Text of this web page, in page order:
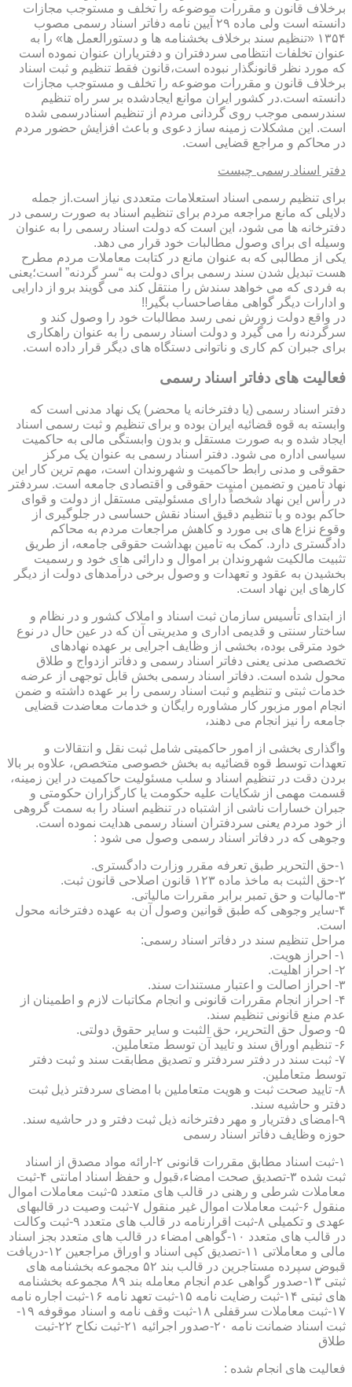
برخلاف قانون و مقررات موضوعه را تخلف و مستوجب مجازات
دانسته است ولی ماده ۲۹ آیین نامه دفاتر اسناد رسمی مصوب
۱۳۵۴ «تنظیم سند برخلاف بخشنامه ها و دستورالعمل ها» را به
عنوان تخلفات انتظامی سردفتران و دفتریاران عنوان نموده است
که مورد نظر قانونگذار نبوده است،قانون فقط تنظیم و ثبت اسناد
برخلاف قانون و مقررات موضوعه را تخلف و مستوجب مجازات
دانسته است.در کشور ایران موانع ایجادشده بر سر راه تنظیم
سندرسمی موجب روی گردانی مردم از تنظیم اسنادرسمی شده
است. این مشکلات زمینه ساز دعوی و باعث افزایش حضور مردم
در محاکم و مراجع قضایی است.
دفتر اسناد رسمی چیست
برای تنظیم رسمی اسناد استعلامات متعددی نیاز است.از جمله
دلایلی که مانع مراجعه مردم برای تنظیم اسناد به صورت رسمی در
دفترخانه ها می شود، این است که دولت اسناد رسمی را به عنوان
وسیله ای برای وصول مطالبات خود قرار می دهد.
یکی از مطالبی که به عنوان مانع در کتابت معاملات مردم مطرح
هست تبدیل شدن سند رسمی برای دولت به “سر گردنه” است؛یعنی
به فردی که می خواهد سندش را منتقل کند می گویند برو از دارایی
و ادارات دیگر گواهی مفاصاحساب بگیر!!
در واقع دولت زورش نمی رسد مطالبات خود را وصول کند و
سرگردنه را می گیرد و دولت اسناد رسمی را به عنوان راهکاری
برای جبران کم کاری و ناتوانی دستگاه های دیگر قرار داده است.
فعالیت های دفاتر اسناد رسمی
دفتر اسناد رسمی (یا دفترخانه یا محضر) یک نهاد مدنی است که
وابسته به قوه قضائیه ایران بوده و برای تنظیم و ثبت رسمی اسناد
ایجاد شده و به صورت مستقل و بدون وابستگی مالی به حاکمیت
سیاسی اداره می شود. دفتر اسناد رسمی به عنوان یک مرکز
حقوقی و مدنی رابط حاکمیت و شهروندان است، مهم ترین کار این
نهاد تامین و تضمین امنیت حقوقی و اقتصادی جامعه است. سردفتر
در رأس این نهاد شخصاً دارای مسئولیتی مستقل از دولت و قوای
حاکم بوده و با تنظیم دقیق اسناد نقش حساسی در جلوگیری از
وقوع نزاع های بی مورد و کاهش مراجعات مردم به محاکم
دادگستری دارد. کمک به تامین بهداشت حقوقی جامعه، از طریق
تثبیت مالکیت شهروندان بر اموال و دارائی های خود و رسمیت
بخشیدن به عقود و تعهدات و وصول برخی درآمدهای دولت از دیگر
کارهای این نهاد است.
از ابتدای تأسیس سازمان ثبت اسناد و املاک کشور و در نظام و
ساختار سنتی و قدیمی اداری و مدیریتی آن که در عین حال در نوع
خود مترقی بوده، بخشی از وظایف اجرایی بر عهده نهادهای
تخصصی مدنی یعنی دفاتر اسناد رسمی و دفاتر ازدواج و طلاق
محول شده است. دفاتر اسناد رسمی بخش قابل توجهی از عرضه
خدمات ثبتی و تنظیم و ثبت اسناد رسمی را بر عهده داشته و ضمن
انجام امور مزبور کار مشاوره رایگان و خدمات معاضدت قضایی
جامعه را نیز انجام می دهند،
واگذاری بخشی از امور حاکمیتی شامل ثبت نقل و انتقالات و
تعهدات توسط قوه قضائیه به بخش خصوصی متخصص، علاوه بر بالا
بردن دقت در تنظیم اسناد و سلب مسئولیت حاکمیت در این زمینه،
قسمت مهمی از شکایات علیه حکومت یا کارگزاران حکومتی و
جبران خسارات ناشی از اشتباه در تنظیم اسناد را به سمت گروهی
از خود مردم یعنی سردفتران اسناد رسمی هدایت نموده است.
وجوهی که در دفاتر اسناد رسمی وصول می شود :
۱-حق التحریر طبق تعرفه مقرر وزارت دادگستری.
۲-حق الثبت به ماخذ ماده ۱۲۳ قانون اصلاحی قانون ثبت.
۳-مالیات و حق تمبر برابر مقررات مالیاتی.
۴-سایر وجوهی که طبق قوانین وصول آن به عهده دفترخانه محول
است.
مراحل تنظیم سند در دفاتر اسناد رسمی:
۱- احراز هویت.
۲- احراز اهلیت.
۳- احراز اصالت و اعتبار مستندات سند.
۴- احراز انجام مقررات قانونی و انجام مکاتبات لازم و اطمینان از
عدم منع قانونی تنظیم سند.
۵- وصول حق التحریر، حق الثبت و سایر حقوق دولتی.
۶- تنظیم اوراق سند و تایید آن توسط متعاملین.
۷- ثبت سند در دفتر سردفتر و تصدیق مطابقت سند و ثبت دفتر
توسط متعاملین.
۸- تایید صحت ثبت و هویت متعاملین با امضای سردفتر ذیل ثبت
دفتر و حاشیه سند.
۹-امضای دفتریار و مهر دفترخانه ذیل ثبت دفتر و در حاشیه سند.
حوزه وظایف دفاتر اسناد رسمی
۱-ثبت اسناد مطابق مقررات قانونی ۲-ارائه مواد مصدق از اسناد
ثبت شده ۳-تصدیق صحت امضاء،قبول و حفظ اسناد امانتی ۴-ثبت
معاملات شرطی و رهنی در قالب های متعدد ۵-ثبت معاملات اموال
منقول ۶-ثبت معاملات اموال غیر منقول ۷-ثبت وصیت در قالبهای
عهدی و تکمیلی ۸-ثبت اقرارنامه در قالب های متعدد ۹-ثبت وکالت
در قالب های متعدد ۱۰-گواهی امضاء در قالب های متعدد بجز اسناد
مالی و معاملاتی ۱۱-تصدیق کپی اسناد و اوراق مراجعین ۱۲-دریافت
قبوض سپرده مستاجرین در قالب بند ۵۲ مجموعه بخشنامه های
ثبتی ۱۳-صدور گواهی عدم انجام معامله بند ۸۹ مجموعه بخشنامه
های ثبتی ۱۴-ثبت رضایت نامه ۱۵-ثبت تعهد نامه ۱۶-ثبت اجاره نامه
۱۷-ثبت معاملات سرقفلی ۱۸-ثبت وقف نامه و اسناد موقوفه ۱۹-
ثبت اسناد ضمانت نامه ۲۰-صدور اجرائیه ۲۱-ثبت نکاح ۲۲-ثبت
طلاق
فعالیت های انجام شده :